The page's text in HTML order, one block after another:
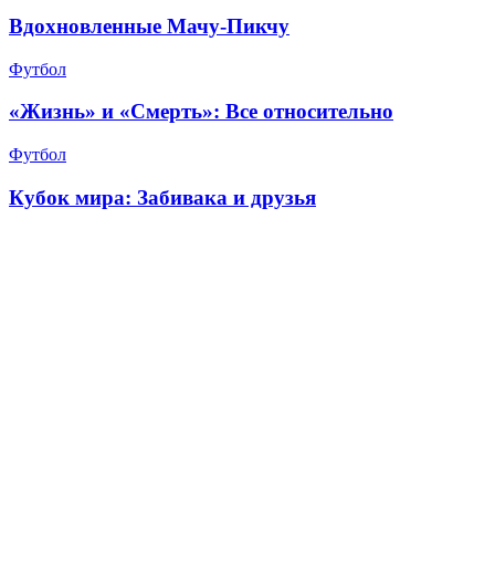
Вдохновленные Мачу-Пикчу
Футбол
«Жизнь» и «Смерть»: Все относительно
Футбол
Кубок мира: Забивака и друзья